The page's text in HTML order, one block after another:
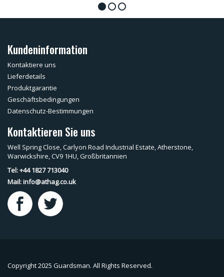
1 2 3
Kundeninformation
Kontaktiere uns
Lieferdetails
Produktgarantie
Geschäftsbedingungen
Datenschutz-Bestimmungen
Kontaktieren Sie uns
Well Spring Close, Carlyon Road Industrial Estate, Atherstone,
Warwickshire, CV9 1HU, Großbritannien
Tel: +44 1827 713040
Mail:info@athag.co.uk
Copyright 2025 Guardsman. All Rights Reserved.